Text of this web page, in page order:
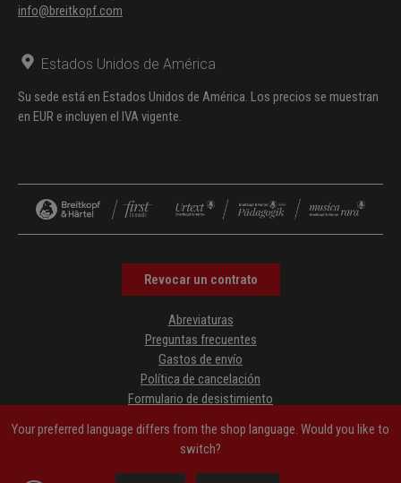
info@breitkopf.com
Estados Unidos de América
Su sede está en Estados Unidos de América. Los precios se muestran
en EUR e incluyen el IVA vigente.
Revocar un contrato
Abreviaturas
Preguntas frecuentes
Gastos de envío
Política de cancelación
Formulario de desistimiento
Condiciones generales de contratación
Aviso legal
Accessibility Information
Your preferred language differs from the shop language. Would you like to
switch?